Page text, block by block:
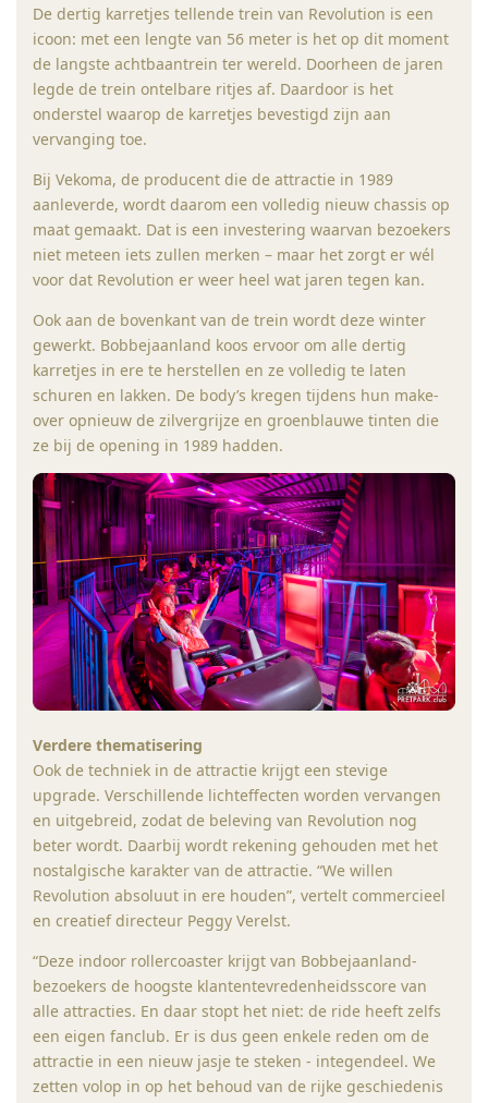
De dertig karretjes tellende trein van Revolution is een
icoon: met een lengte van 56 meter is het op dit moment
de langste achtbaantrein ter wereld. Doorheen de jaren
legde de trein ontelbare ritjes af. Daardoor is het
onderstel waarop de karretjes bevestigd zijn aan
vervanging toe.
Bij Vekoma, de producent die de attractie in 1989
aanleverde, wordt daarom een volledig nieuw chassis op
maat gemaakt. Dat is een investering waarvan bezoekers
niet meteen iets zullen merken – maar het zorgt er wél
voor dat Revolution er weer heel wat jaren tegen kan.
Ook aan de bovenkant van de trein wordt deze winter
gewerkt. Bobbejaanland koos ervoor om alle dertig
karretjes in ere te herstellen en ze volledig te laten
schuren en lakken. De body’s kregen tijdens hun make-
over opnieuw de zilvergrijze en groenblauwe tinten die
ze bij de opening in 1989 hadden.
Verdere thematisering
Ook de techniek in de attractie krijgt een stevige
upgrade. Verschillende lichteffecten worden vervangen
en uitgebreid, zodat de beleving van Revolution nog
beter wordt. Daarbij wordt rekening gehouden met het
nostalgische karakter van de attractie. “We willen
Revolution absoluut in ere houden”, vertelt commercieel
en creatief directeur Peggy Verelst.
“Deze indoor rollercoaster krijgt van Bobbejaanland-
bezoekers de hoogste klantentevredenheidsscore van
alle attracties. En daar stopt het niet: de ride heeft zelfs
een eigen fanclub. Er is dus geen enkele reden om de
attractie in een nieuw jasje te steken - integendeel. We
zetten volop in op het behoud van de rijke geschiedenis